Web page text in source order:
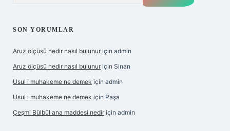
SON YORUMLAR
Aruz ölçüsü nedir nasıl bulunur için admin
Aruz ölçüsü nedir nasıl bulunur için Sinan
Usul i muhakeme ne demek için admin
Usul i muhakeme ne demek için Paşa
Çeşmi Bülbül ana maddesi nedir için admin